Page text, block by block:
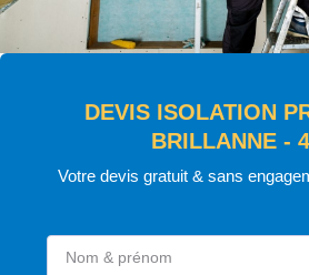
DEVIS ISOLATION
BRILLANNE -
Votre devis gratuit & sans